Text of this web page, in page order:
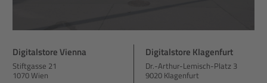
Digitalstore Vienna
Stiftgasse 21
1070 Wien
Digitalstore Klagenfurt
Dr.-Arthur-Lemisch-Platz 3
9020 Klagenfurt